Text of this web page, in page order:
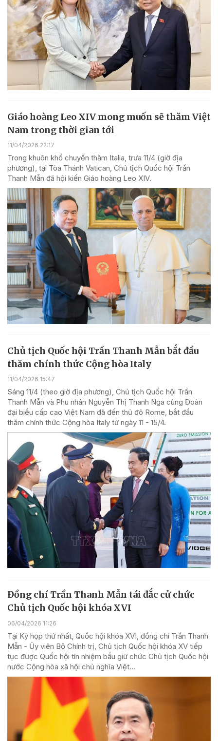
Giáo hoàng Leo XIV mong muốn sẽ thăm Việt
Nam trong thời gian tới
11/04/2026 22:17
Trong khuôn khổ chuyến thăm Italia, trưa 11/4 (giờ địa
phương), tại Tòa Thánh Vatican, Chủ tịch Quốc hội Trần
Thanh Mẫn đã hội kiến Giáo hoàng Leo XIV.
Chủ tịch Quốc hội Trần Thanh Mẫn bắt đầu
thăm chính thức Cộng hòa Italy
11/04/2026 15:47
Sáng 11/4 (theo giờ địa phương), Chủ tịch Quốc hội Trần
Thanh Mẫn và Phu nhân Nguyễn Thị Thanh Nga cùng Đoàn
đại biểu cấp cao Việt Nam đã đến thủ đô Rome, bắt đầu
thăm chính thức Cộng hòa Italy từ ngày 11 - 15/4.
Đồng chí Trần Thanh Mẫn tái đắc cử chức
Chủ tịch Quốc hội khóa XVI
06/04/2026 11:26
Tại Kỳ họp thứ nhất, Quốc hội khóa XVI, đồng chí Trần Thanh
Mẫn - Ủy viên Bộ Chính trị, Chủ tịch Quốc hội khóa XV tiếp
tục được Quốc hội tín nhiệm bầu giữ chức Chủ tịch Quốc hội
nước Cộng hòa xã hội chủ nghĩa Việt...